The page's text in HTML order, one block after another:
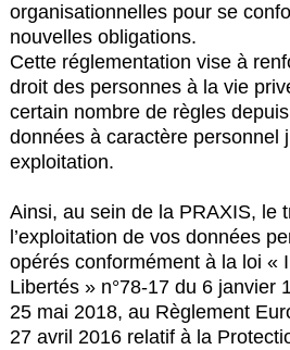
organisationnelles pour se
nouvelles obligations.
Cette réglementation vise à
droit des personnes à la vie
certain nombre de règles
données à caractère personnel
exploitation.
Ainsi, au sein de la PRAXIS, le
l’exploitation de vos données
opérés conformément à la loi «
Libertés » n°78-17 du 6 janvier
25 mai 2018, au Règlement
27 avril 2016 relatif à la